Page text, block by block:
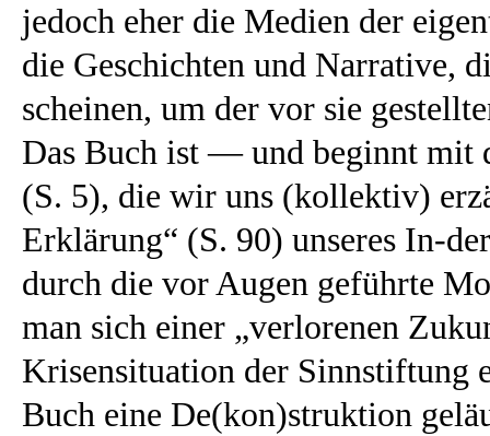
jedoch eher die Medien der
die Geschichten und Narrative,
scheinen, um der vor sie
Das Buch ist — und beginnt mit
(S. 5), die wir uns (kollektiv)
Erklärung“ (S. 90) unseres In-
durch die vor Augen geführte
man sich einer „verlorenen
Krisensituation der Sinnstiftung
Buch eine De(kon)struktion